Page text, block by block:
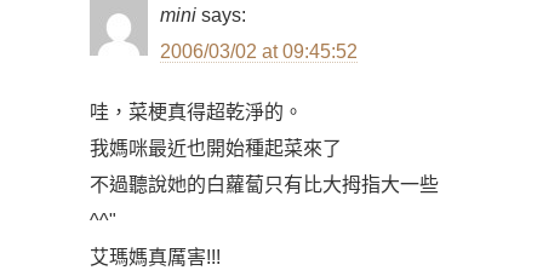
mini says:
2006/03/02 at 09:45:52
哇，菜梗真得超乾淨的。
我媽咪最近也開始種起菜來了
不過聽說她的白蘿蔔只有比大拇指大一些
^^"
艾瑪媽真厲害!!!